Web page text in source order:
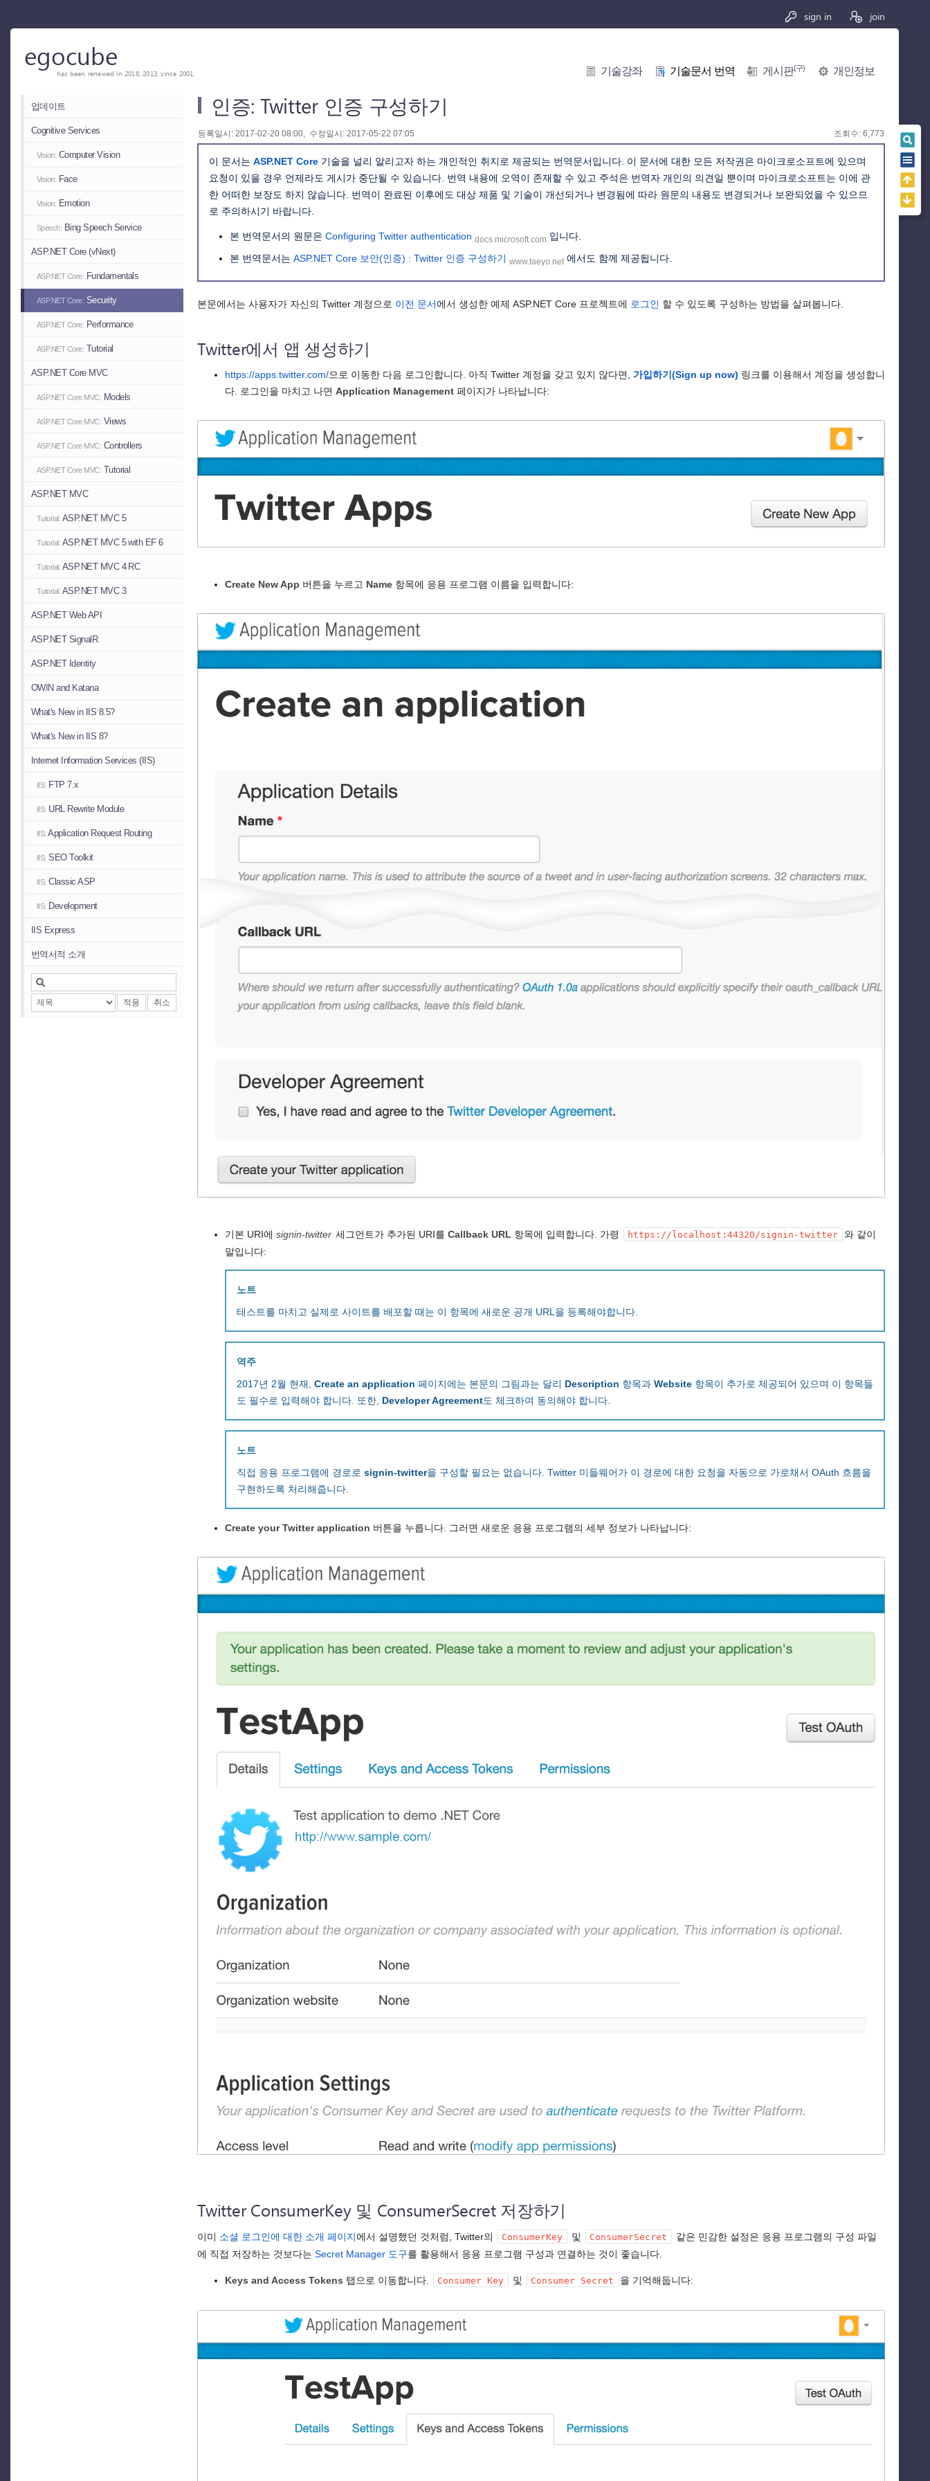
sign in join
egocube
has been renewed in 2018, 2013, since 2001. 기술강좌 기술문서 번역 게시판(구) 개인정보
업데이트
Cognitive Services
Vision: Computer Vision
Vision: Face
Vision: Emotion
Speech: Bing Speech Service
ASP.NET Core (vNext)
ASP.NET Core: Fundamentals
ASP.NET Core: Security
ASP.NET Core: Performance
ASP.NET Core: Tutorial
ASP.NET Core MVC
ASP.NET Core MVC: Models
ASP.NET Core MVC: Views
ASP.NET Core MVC: Controllers
ASP.NET Core MVC: Tutorial
ASP.NET MVC
Tutorial: ASP.NET MVC 5
Tutorial: ASP.NET MVC 5 with EF 6
Tutorial: ASP.NET MVC 4 RC
Tutorial: ASP.NET MVC 3
ASP.NET Web API
ASP.NET SignalR
ASP.NET Identity
OWIN and Katana
What's New in IIS 8.5?
What's New in IIS 8?
Internet Information Services (IIS)
IIS: FTP 7.x
IIS: URL Rewrite Module
IIS: Application Request Routing
IIS: SEO Toolkit
IIS: Classic ASP
IIS: Development
IIS Express
번역서적 소개
적용 취소
인증: Twitter 인증 구성하기
등록일시: 2017-02-20 08:00, 수정일시: 2017-05-22 07:05 조회수: 6,773
이 문서는 ASP.NET Core 기술을 널리 알리고자 하는 개인적인 취지로 제공되는 번역문서입니다. 이 문서에 대한 모든 저작권은 마이크로소프트에 있으며
요청이 있을 경우 언제라도 게시가 중단될 수 있습니다. 번역 내용에 오역이 존재할 수 있고 주석은 번역자 개인의 의견일 뿐이며 마이크로소프트는 이에 관
한 어떠한 보장도 하지 않습니다. 번역이 완료된 이후에도 대상 제품 및 기술이 개선되거나 변경됨에 따라 원문의 내용도 변경되거나 보완되었을 수 있으므
로 주의하시기 바랍니다.
본 번역문서의 원문은 Configuring Twitter authentication docs.microsoft.com 입니다.
본 번역문서는 ASP.NET Core 보안(인증) : Twitter 인증 구성하기 www.taeyo.net 에서도 함께 제공됩니다.
본문에서는 사용자가 자신의 Twitter 계정으로 이전 문서에서 생성한 예제 ASP.NET Core 프로젝트에 로그인 할 수 있도록 구성하는 방법을 살펴봅니다.
Twitter에서 앱 생성하기
https://apps.twitter.com/으로 이동한 다음 로그인합니다. 아직 Twitter 계정을 갖고 있지 않다면, 가입하기(Sign up now) 링크를 이용해서 계정을 생성합니
다. 로그인을 마치고 나면 Application Management 페이지가 나타납니다:
Create New App 버튼을 누르고 Name 항목에 응용 프로그램 이름을 입력합니다:
기본 URI에 signin-twitter 세그먼트가 추가된 URI를 Callback URL 항목에 입력합니다. 가령 https://localhost:44320/signin-twitter 와 같이
말입니다:
노트
테스트를 마치고 실제로 사이트를 배포할 때는 이 항목에 새로운 공개 URL을 등록해야합니다.
역주
2017년 2월 현재, Create an application 페이지에는 본문의 그림과는 달리 Description 항목과 Website 항목이 추가로 제공되어 있으며 이 항목들
도 필수로 입력해야 합니다. 또한, Developer Agreement도 체크하여 동의해야 합니다.
노트
직접 응용 프로그램에 경로로 signin-twitter을 구성할 필요는 없습니다. Twitter 미들웨어가 이 경로에 대한 요청을 자동으로 가로채서 OAuth 흐름을
구현하도록 처리해줍니다.
Create your Twitter application 버튼을 누릅니다. 그러면 새로운 응용 프로그램의 세부 정보가 나타납니다:
Twitter ConsumerKey 및 ConsumerSecret 저장하기
이미 소셜 로그인에 대한 소개 페이지에서 설명했던 것처럼, Twitter의 ConsumerKey 및 ConsumerSecret
같은 민감한 설정은 응용 프로그램의 구성 파일
에 직접 저장하는 것보다는 Secret Manager 도구를 활용해서 응용 프로그램 구성과 연결하는 것이 좋습니다.
Keys and Access Tokens 탭으로 이동합니다. Consumer Key 및 Consumer Secret 을 기억해둡니다: